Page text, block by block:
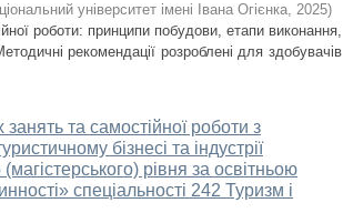
університет імені Івана Огієнка, 2025)
роботи: принципи побудови, етапи виконання,
рекомендації розроблені для здобувачів
та самостійної роботи з
бізнесі та індустрії
рівня за освітньою
спеціальності 242 Туризм і